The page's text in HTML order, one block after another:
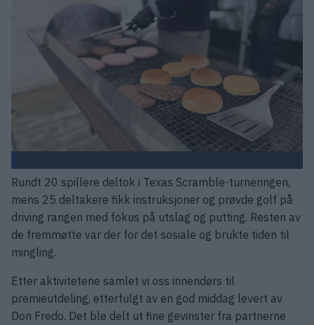
Rundt 20 spillere deltok i Texas Scramble-turneringen,
mens 25 deltakere fikk instruksjoner og prøvde golf på
driving rangen med fokus på utslag og putting. Resten av
de fremmøtte var der for det sosiale og brukte tiden til
mingling.
Etter aktivitetene samlet vi oss innendørs til
premieutdeling, etterfulgt av en god middag levert av
Don Fredo. Det ble delt ut fine gevinster fra partnerne